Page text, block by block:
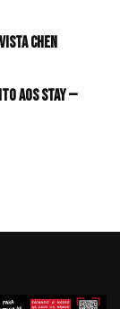
CHEN
aos STAY —